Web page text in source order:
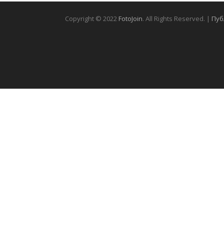
Copyright © 2022 FotoJoin. All Rights Reserved. |